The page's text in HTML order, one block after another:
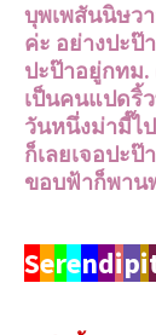
บุพเพสันนิษว
ค่ะ อย่างปะป๊
ปะป๊าอยู่กทม.
เป็นคนแปดริ้
วันหนึ่งม่ามี๊ไ
ก็เลยเจอปะ
ขอบฟ้าก็พาน
Serendipi